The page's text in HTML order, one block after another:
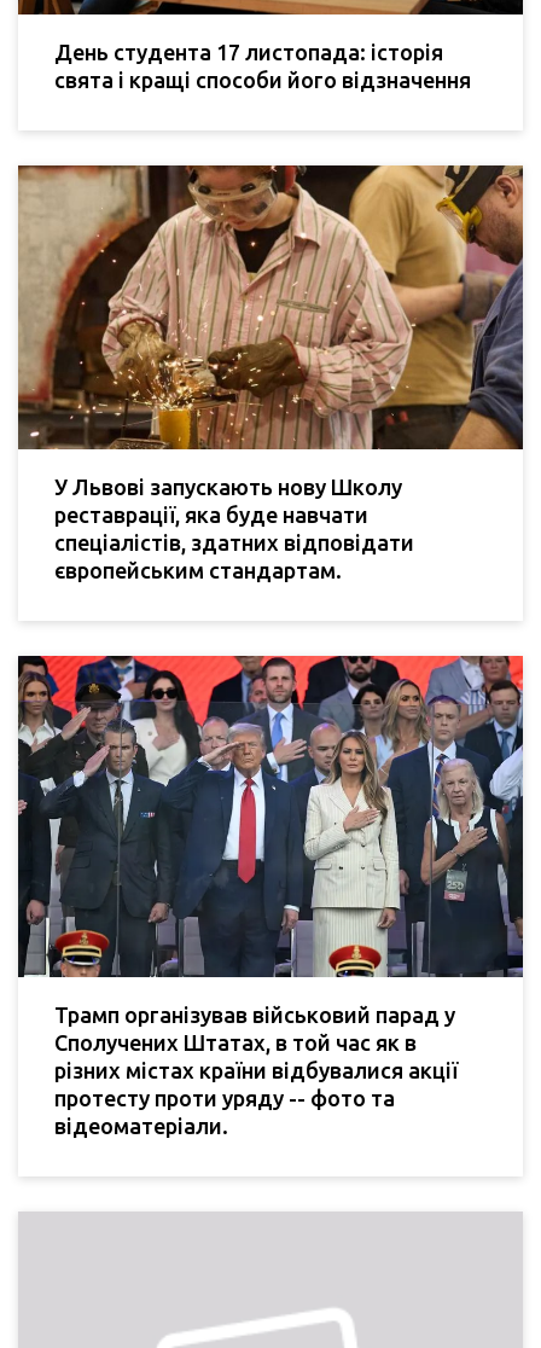
День студента 17 листопада: історія
свята і кращі способи його відзначення
У Львові запускають нову Школу
реставрації, яка буде навчати
спеціалістів, здатних відповідати
європейським стандартам.
Трамп організував військовий парад у
Сполучених Штатах, в той час як в
різних містах країни відбувалися акції
протесту проти уряду -- фото та
відеоматеріали.